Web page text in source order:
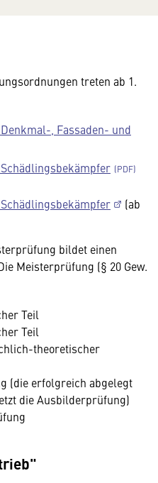
treten ab 1.
, Fassaden- und
(ab
bildet einen
Meisterprüfung (§ 20 Gew.
Teil
Teil
theoretischer
(die erfolgreich abgelegt
die Ausbilderprüfung)